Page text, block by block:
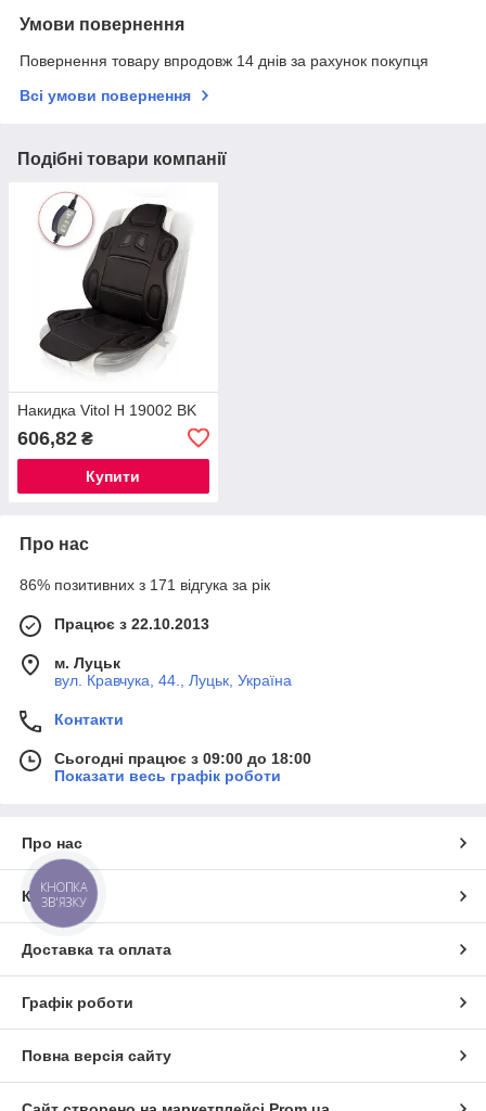
Умови повернення
Повернення товару впродовж 14 днів за рахунок покупця
Всі умови повернення
Подібні товари компанії
Накидка Vitol H 19002 BK
606,82 ₴
Купити
Про нас
86% позитивних з 171 відгука за рік
Працює з 22.10.2013
м. Луцьк
вул. Кравчука, 44., Луцьк, Україна
Контакти
Сьогодні працює з 09:00 до 18:00
Показати весь графік роботи
Про нас
Контакти
Доставка та оплата
Графік роботи
Повна версія сайту
КНОПКА
ЗВ'ЯЗКУ